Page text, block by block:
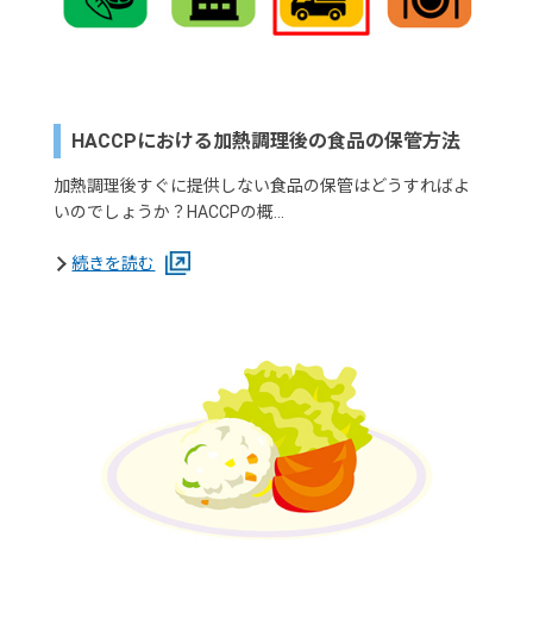
HACCPにおける加熱調理後の食品の保管方法
加熱調理後すぐに提供しない食品の保管はどうすればよ
いのでしょうか？HACCPの概…
続きを読む